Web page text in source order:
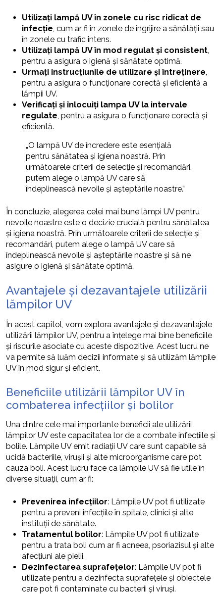
Utilizați lampă UV în zonele cu risc ridicat de
infecție , cum ar fi în zonele de îngrijire a sănătății sau
în zonele cu trafic intens.
Utilizați lampă UV în mod regulat și consistent
pentru a asigura o igienă și sănătate optimă.
Urmați instrucțiunile de utilizare și întreținere
pentru a asigura o funcționare corectă și eficientă a
lămpii UV.
Verificați și înlocuiți lampa UV la intervale
regulate , pentru a asigura o funcționare corectă și
eficientă.
„O lampă UV de încredere este esențială
pentru sănătatea și igiena noastră. Prin
următoarele criterii de selecție și recomandări,
putem alege o lampă UV care să
îndeplinească nevoile și așteptările noastre.”
În concluzie, alegerea celei mai bune lămpi UV pentru
nevoile noastre este o decizie crucială pentru sănătatea
și igiena noastră. Prin următoarele criterii de selecție și
recomandări, putem alege o lampă UV care să
îndeplinească nevoile și așteptările noastre și să ne
asigure o igienă și sănătate optimă.
Avantajele și dezavantajele utilizării
lămpilor UV
În acest capitol, vom explora avantajele și dezavantajele
utilizării lămpilor UV, pentru a înțelege mai bine beneficiile
și riscurile asociate cu aceste dispozitive. Acest lucru ne
va permite să luăm decizii informate și să utilizăm lămpile
UV în mod sigur și eficient.
Beneficiile utilizării lămpilor UV în
combaterea infecțiilor și bolilor
Una dintre cele mai importante beneficii ale utilizării
lămpilor UV este capacitatea lor de a combate infecțiile și
bolile. Lămpile UV emit radiații UV care sunt capabile să
ucidă bacteriile, virușii și alte microorganisme care pot
cauza boli. Acest lucru face ca lămpile UV să fie utile în
diverse situații, cum ar fi:
Prevenirea infecțiilor: Lămpile UV pot fi utilizate
pentru a preveni infecțiile în spitale, clinici și alte
instituții de sănătate.
Tratamentul bolilor: Lămpile UV pot fi utilizate
pentru a trata boli cum ar fi acneea, psoriazisul și alte
afecțiuni ale pielii.
Dezinfectarea suprafețelor: Lămpile UV pot fi
utilizate pentru a dezinfecta suprafețele și obiectele
care pot fi contaminate cu bacterii și viruși.